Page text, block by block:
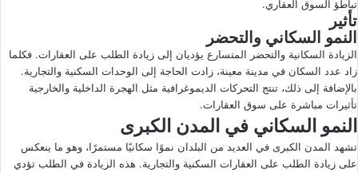
تباطؤ السوق العقاري.
تأثير
النمو السكاني والتحضر
الزيادة السكانية والتحضر المتسارع يؤديان إلى زيادة الطلب على العقارات. فكلما
زاد عدد السكان في مدينة معينة، زادت الحاجة إلى الوحدات السكنية والتجارية.
بالإضافة إلى ذلك، تنتج التحركات الديموغرافية مثل الهجرة الداخلية والخارجية
تأثيرات مباشرة على سوق العقارات.
النمو السكاني في المدن الكبرى
تشهد المدن الكبرى في العديد من البلدان نموًا سكانيًا مستمرًا، وهو ما ينعكس
على زيادة الطلب على العقارات السكنية والتجارية. هذه الزيادة في الطلب تؤدي